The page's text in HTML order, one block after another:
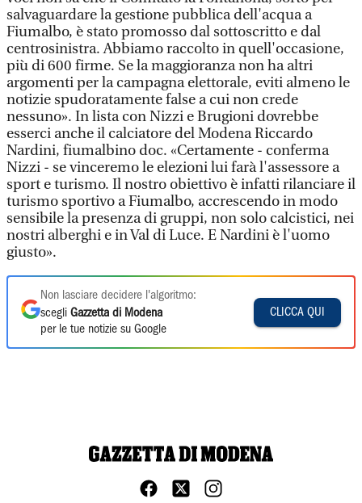
salvaguardare la gestione pubblica dell'acqua a
Fiumalbo, è stato promosso dal sottoscritto e dal
centrosinistra. Abbiamo raccolto in quell'occasione,
più di 600 firme. Se la maggioranza non ha altri
argomenti per la campagna elettorale, eviti almeno le
notizie spudoratamente false a cui non crede
nessuno». In lista con Nizzi e Brugioni dovrebbe
esserci anche il calciatore del Modena Riccardo
Nardini, fiumalbino doc. «Certamente - conferma
Nizzi - se vinceremo le elezioni lui farà l'assessore a
sport e turismo. Il nostro obiettivo è infatti rilanciare il
turismo sportivo a Fiumalbo, accrescendo in modo
sensibile la presenza di gruppi, non solo calcistici, nei
nostri alberghi e in Val di Luce. E Nardini è l'uomo
giusto».
Non lasciare decidere l'algoritmo:
scegli Gazzetta di Modena
per le tue notizie su Google
CLICCA QUI